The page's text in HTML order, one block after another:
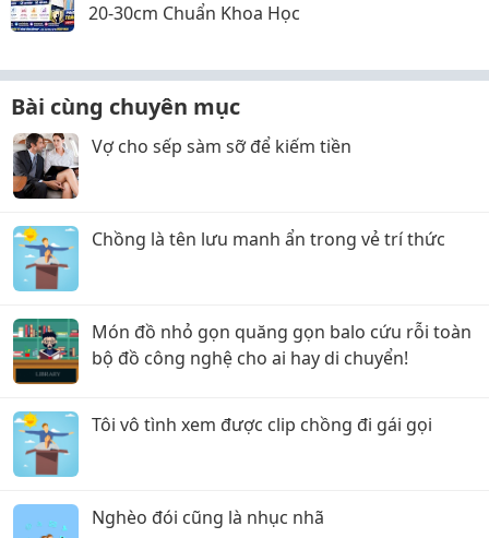
20-30cm Chuẩn Khoa Học
Bài cùng chuyên mục
Vợ cho sếp sàm sỡ để kiếm tiền
Chồng là tên lưu manh ẩn trong vẻ trí thức
Món đồ nhỏ gọn quăng gọn balo cứu rỗi toàn
bộ đồ công nghệ cho ai hay di chuyển!
Tôi vô tình xem được clip chồng đi gái gọi
Nghèo đói cũng là nhục nhã